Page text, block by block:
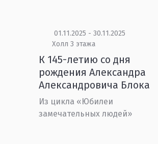
01.11.2025 - 30.11.2025
Холл 3 этажа
К 145-летию со дня
рождения Александра
Александровича Блока
Из цикла «Юбилеи
замечательных людей»